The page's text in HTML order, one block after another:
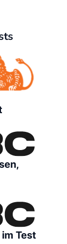
Test